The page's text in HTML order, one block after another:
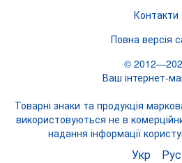
Контакти
Повна версія
©
Ваш інтернет-
Товарні знаки та продукція
використовуються не в
надання інформації
Укр Рус